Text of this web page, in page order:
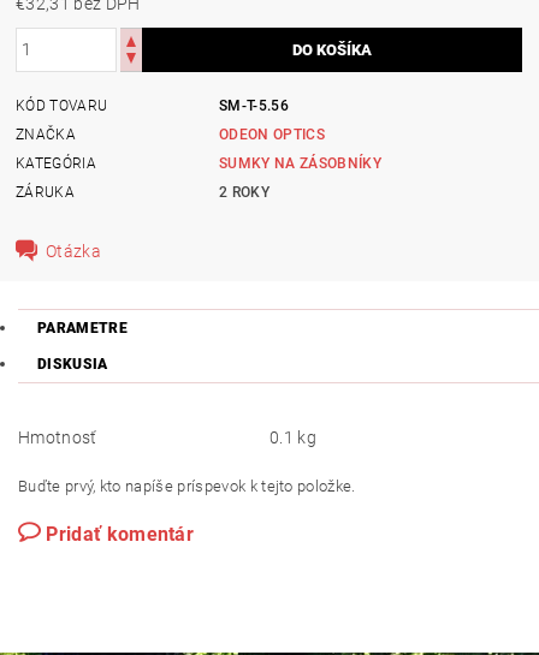
KÓD TOVARU
SM-T-5.56
ZNAČKA
ODEON OPTICS
KATEGÓRIA
SUMKY NA ZÁSOBNÍKY
ZÁRUKA
2 ROKY
Otázka
PARAMETRE
DISKUSIA
Hmotnosť 0.1 kg
Buďte prvý, kto napíše príspevok k tejto položke.
Pridať komentár